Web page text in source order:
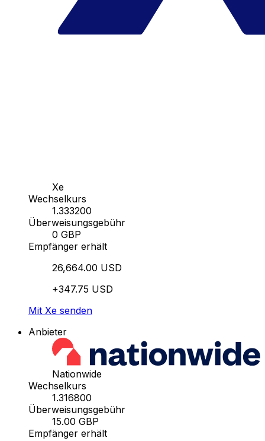
Xe
Wechselkurs
1.333200
Überweisungsgebühr
0 GBP
Empfänger erhält
26,664.00 USD
+347.75 USD
Mit Xe senden
Anbieter
Nationwide
Wechselkurs
1.316800
Überweisungsgebühr
15.00 GBP
Empfänger erhält